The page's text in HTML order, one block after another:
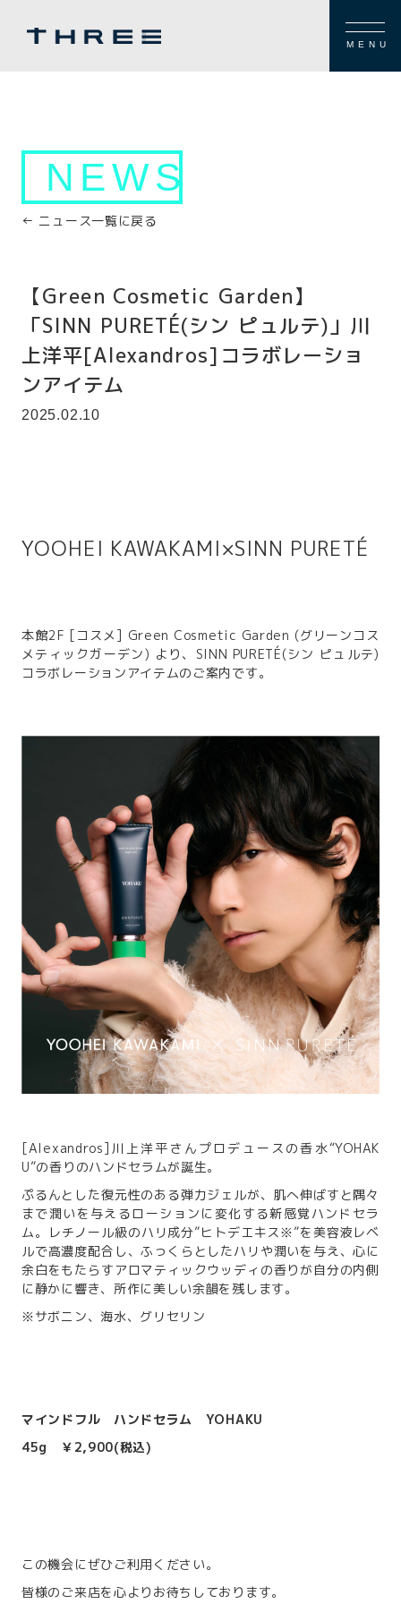
MENU
NEWS
← ニュース一覧に戻る
【Green Cosmetic Garden】
「SINN PURETÉ(シン ピュルテ)」川
上洋平[Alexandros]コラボレーショ
ンアイテム
2025.02.10
YOOHEI KAWAKAMI×SINN PURETÉ
本館2F [コスメ] Green Cosmetic Garden (グリーンコス
メティックガーデン) より、SINN PURETÉ(シン ピュルテ)
コラボレーションアイテムのご案内です。
[Alexandros]川上洋平さんプロデュースの香水“YOHAK
U”の香りのハンドセラムが誕生。
ぷるんとした復元性のある弾力ジェルが、肌へ伸ばすと隅々
まで潤いを与えるローションに変化する新感覚ハンドセラ
ム。レチノール級のハリ成分”ヒトデエキス※”を美容液レベ
ルで高濃度配合し、ふっくらとしたハリや潤いを与え、心に
余白をもたらすアロマティックウッディの香りが自分の内側
に静かに響き、所作に美しい余韻を残します。
※サボニン、海水、グリセリン
マインドフル ハンドセラム YOHAKU
45g ￥2,900(税込)
この機会にぜひご利用ください。
皆様のご来店を心よりお待ちしております。